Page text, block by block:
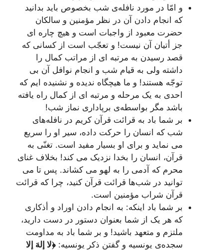
و امّا در مورد نافله‌ی شب بخصوص باید بدانید
که انجام دادن آن در نظر مؤمنین و سالکان
حضرت معبود از واجبات است و هیچ چاره ای
جز أتیان آن نیست! و تعجّب است از کسانی که
قصد رسیدن به مرتبه ای از مراتب کمال را
داشته ولی به قیام شب و انجام نوافل آن بی
توجّه هستند! و ما هیچگاه ندیده و نشنیده ایم که
احدی به یک مرحله و مرتبه ای از کمال راه یافته
باشد مگر بواسطه‌ی برپاداری نماز شب!
بر شما باد به قرائت قرآن کریم در نافله‌های
شب که انسان را حرکت داده، سیر او را سریع
می نماید و برای او بسیار مفید است. تغنّی به
قرآن، انسان را بخدا نزدیک می کند! بخلاف غنای
محرم که آدمی را به لهو می کشاند. پس تا می
توانید در شب‌ها قرائت قرآن کنید، چرا که قرائت
قرآن شراب مؤمنین است.
بر شما باد اینکه: به انجام دادن اوراد و أذکاری
که هر یک از شما بعنوان دستور در دست دارید،
ملتزم و متعهد باشید! و بر شما باد به مداومت
سجده‌ی یونسیه و گفتن ذکر یونسیه: ﴿لا إلهَ إلا